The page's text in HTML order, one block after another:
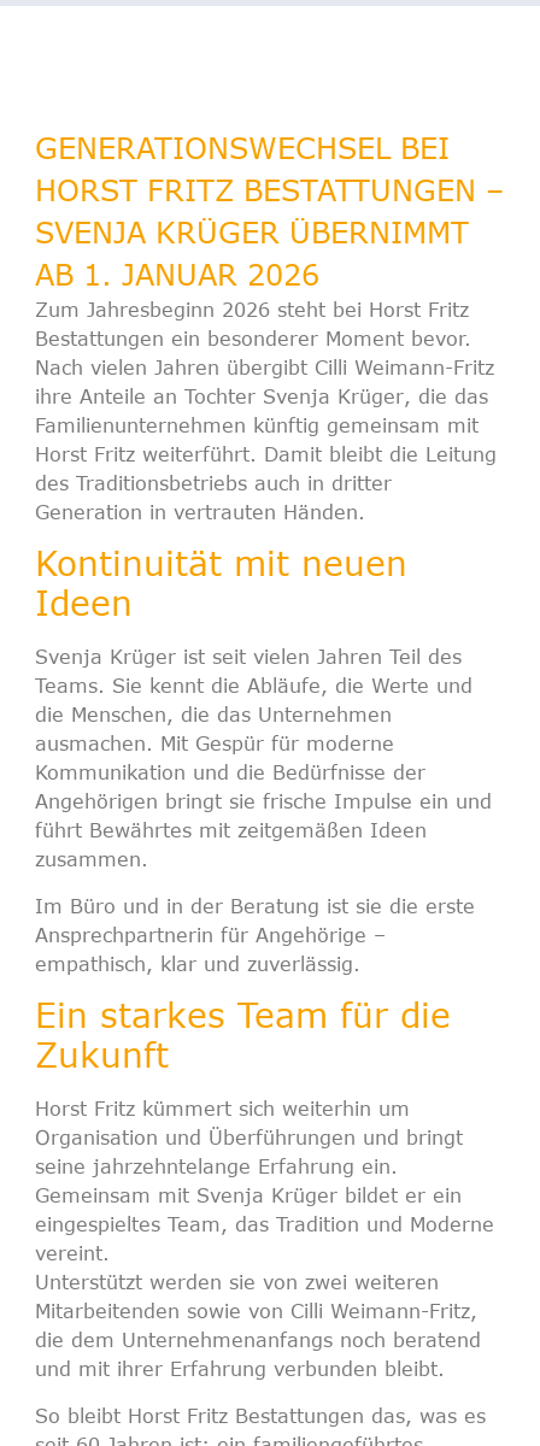
GENERATIONSWECHSEL BEI
HORST FRITZ BESTATTUNGEN –
SVENJA KRÜGER ÜBERNIMMT
AB 1. JANUAR 2026
Zum Jahresbeginn 2026 steht bei Horst Fritz
Bestattungen ein besonderer Moment bevor.
Nach vielen Jahren übergibt Cilli Weimann-Fritz
ihre Anteile an Tochter Svenja Krüger, die das
Familienunternehmen künftig gemeinsam mit
Horst Fritzweiterführt. Damit bleibt die Leitung
des Traditionsbetriebs auch in dritter
Generation in vertrauten Händen.
Kontinuität mit neuen
Ideen
Svenja Krüger ist seit vielen Jahren Teil des
Teams. Sie kennt die Abläufe, die Werte und
die Menschen, die das Unternehmen
ausmachen. Mit Gespür für moderne
Kommunikation und die Bedürfnisse der
Angehörigen bringt sie frische Impulse ein und
führt Bewährtes mit zeitgemäßen Ideen
zusammen.
Im Büro und in der Beratung ist sie die erste
Ansprechpartnerin für Angehörige –
empathisch, klar und zuverlässig.
Ein starkes Team für die
Zukunft
Horst Fritz kümmert sich weiterhin um
Organisation und Überführungen und bringt
seine jahrzehntelange Erfahrung ein.
Gemeinsam mit Svenja Krüger bildet er ein
eingespieltes Team, das Tradition und Moderne
vereint.
Unterstützt werden sie von zwei weiteren
Mitarbeitenden sowie von Cilli Weimann-Fritz,
die dem Unternehmenanfangs noch beratend
und mit ihrer Erfahrung verbunden bleibt.
So bleibt Horst Fritz Bestattungen das, was es